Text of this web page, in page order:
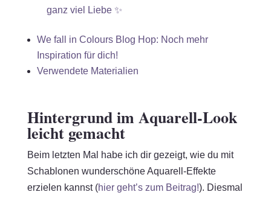
ganz viel Liebe ✨
We fall in Colours Blog Hop: Noch mehr
Inspiration für dich!
Verwendete Materialien
Hintergrund im Aquarell-Look
leicht gemacht
Beim letzten Mal habe ich dir gezeigt, wie du mit
Schablonen wunderschöne Aquarell-Effekte
erzielen kannst (hier geht’s zum Beitrag!). Diesmal